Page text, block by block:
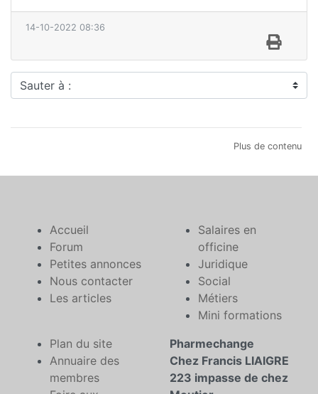
14-10-2022 08:36
Sauter à :
Plus de contenu
Accueil
Forum
Petites annonces
Nous contacter
Les articles
Salaires en
officine
Juridique
Social
Métiers
Mini formations
Plan du site
Annuaire des
membres
Pharmechange
Chez Francis LIAIGRE
223 impasse de chez